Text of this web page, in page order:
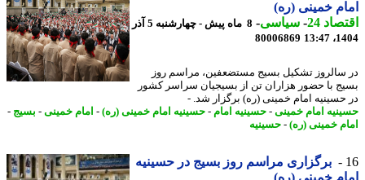
خمینی (ره)
24
-سیاسی-
8 ماه پیش - چهارشنبه 5 آذر
80006869
تشکیل بسیج مستضعفین، مراسم روز
با حضور هزاران تن از بسیجیان سراسر کشور
امام خمینی (ره) برگزار شد. -
امام خمینی-حسینیه امام -حسینیه امام خمینی (ره) - امام خمینی-بسیج-
خمینی (ره) - حسینیه
برگزاری مراسم روز بسیج در حسینیه